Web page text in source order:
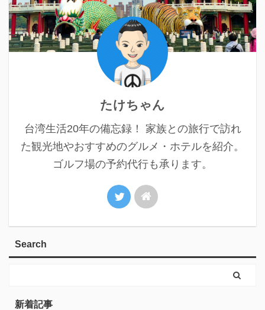
たけちゃん
台湾生活20年の備忘録！ 家族との旅行で訪れ
た観光地やおすすめのグルメ・ホテルを紹介。
ゴルフ場の予約代行も承ります。
Search
新着記事